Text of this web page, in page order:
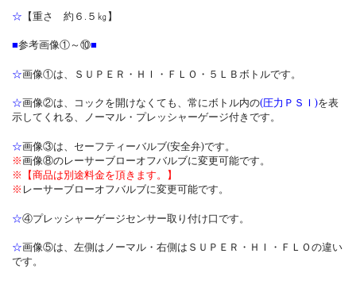
☆ 【重さ 約６.５㎏】
■参考画像①～⑩■
☆画像①は、ＳＵＰＥＲ・ＨＩ・ＦＬＯ・５ＬＢボトルです。
☆画像②は、コックを開けなくても、常にボトル内の(圧力ＰＳＩ)を表
示してくれる、ノーマル・プレッシャーゲージ付きです。
☆画像③は、セーフティーバルブ(安全弁)です。
※ 画像⑧のレーサーブローオフバルブに変更可能です。
※【商品は別途料金を頂きます。】
※ レーサーブローオフバルブに変更可能です。
☆④プレッシャーゲージセンサー取り付け口です。
☆画像⑤は、左側はノーマル・右側はＳＵＰＥＲ・ＨＩ・ＦＬＯの違い
です。